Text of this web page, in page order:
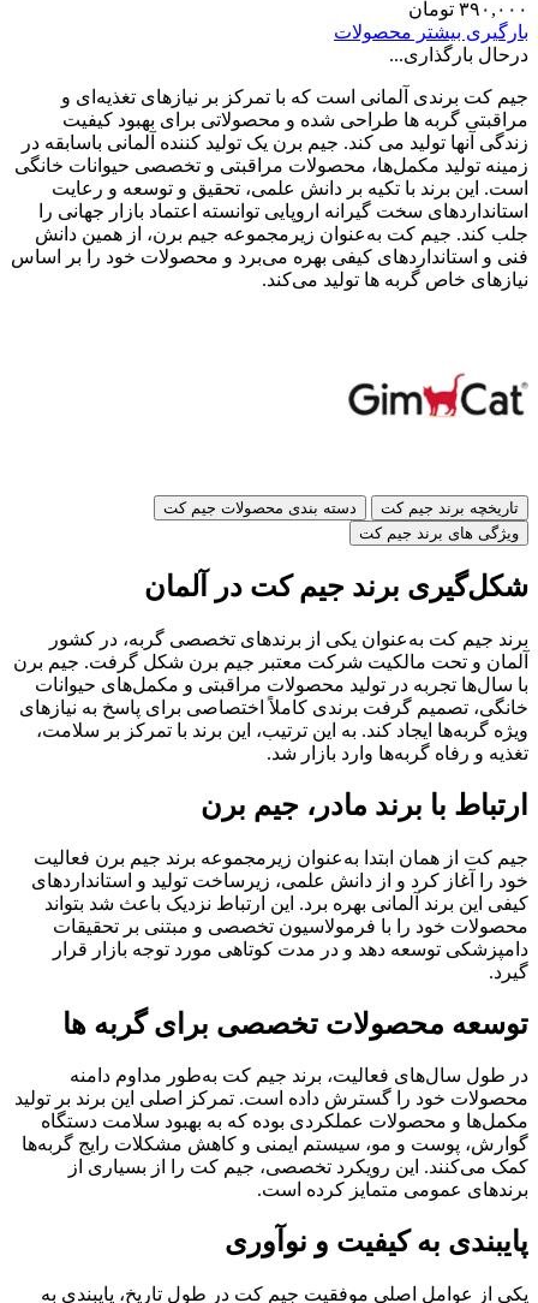
۳۹۰,۰۰۰ تومان
بارگیری بیشتر محصولات
درحال بارگذاری...
جیم کت برندی آلمانی است که با تمرکز بر نیازهای تغذیه‌ای و
مراقبتی گربه‌ ها طراحی شده و محصولاتی برای بهبود کیفیت
زندگی آنها تولید می کند. جیم برن یک تولید کننده آلمانی باسابقه در
زمینه تولید مکمل‌ها، محصولات مراقبتی و تخصصی حیوانات خانگی
است. این برند با تکیه بر دانش علمی، تحقیق و توسعه و رعایت
استانداردهای سخت‌ گیرانه اروپایی توانسته اعتماد بازار جهانی را
جلب کند. جیم کت به‌عنوان زیرمجموعه جیم برن، از همین دانش
فنی و استانداردهای کیفی بهره می‌برد و محصولات خود را بر اساس
نیازهای خاص گربه‌ ها تولید می‌کند.
تاریخچه برند جیم کت
دسته بندی محصولات جیم کت
ویژگی های برند جیم کت
شکل‌گیری برند جیم کت در آلمان
برند جیم کت به‌عنوان یکی از برندهای تخصصی گربه، در کشور
آلمان و تحت مالکیت شرکت معتبر جیم برن شکل گرفت. جیم برن
با سال‌ها تجربه در تولید محصولات مراقبتی و مکمل‌های حیوانات
خانگی، تصمیم گرفت برندی کاملاً اختصاصی برای پاسخ به نیازهای
ویژه گربه‌ها ایجاد کند. به این ترتیب، این برند با تمرکز بر سلامت،
تغذیه و رفاه گربه‌ها وارد بازار شد.
ارتباط با برند مادر، جیم برن
جیم کت از همان ابتدا به‌عنوان زیرمجموعه برند جیم برن فعالیت
خود را آغاز کرد و از دانش علمی، زیرساخت تولید و استانداردهای
کیفی این برند آلمانی بهره برد. این ارتباط نزدیک باعث شد بتواند
محصولات خود را با فرمولاسیون تخصصی و مبتنی بر تحقیقات
دامپزشکی توسعه دهد و در مدت کوتاهی مورد توجه بازار قرار
گیرد.
توسعه محصولات تخصصی برای گربه‌ ها
در طول سال‌های فعالیت، برند جیم کت به‌طور مداوم دامنه
محصولات خود را گسترش داده است. تمرکز اصلی این برند بر تولید
مکمل‌ها و محصولات عملکردی بوده که به بهبود سلامت دستگاه
گوارش، پوست و مو، سیستم ایمنی و کاهش مشکلات رایج گربه‌ها
کمک می‌کنند. این رویکرد تخصصی، جیم کت را از بسیاری از
برندهای عمومی متمایز کرده است.
پایبندی به کیفیت و نوآوری
یکی از عوامل اصلی موفقیت جیم کت در طول تاریخ، پایبندی به